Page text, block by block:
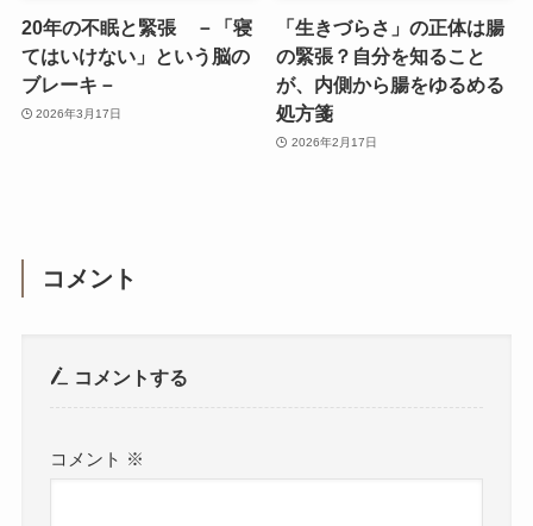
20年の不眠と緊張 －「寝
てはいけない」という脳の
ブレーキ－
2026年3月17日
「生きづらさ」の正体は腸
の緊張？自分を知ること
が、内側から腸をゆるめる
処方箋
2026年2月17日
コメント
コメントする
コメント ※